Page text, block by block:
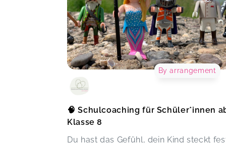
🧠 Schulcoaching für Schüler*innen
Klasse 8
Du hast das Gefühl, dein Kind steckt
By arrangement